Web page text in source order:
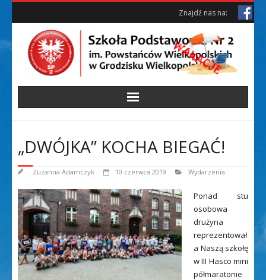
Skip
Skip
Znajdź nas na:
„DWÓJKA” KOCHA BIEGAĆ!
Zuzanna Adamczyk 10 czerwca 2019 Wydarzenia
Ponad stu
osobowa
drużyna
reprezentował
a Naszą szkołę
w III Hasco mini
półmaratonie